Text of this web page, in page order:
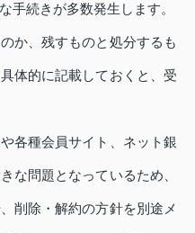
手続きが多数発生します。
か、残すものと処分するも
体的に記載しておくと、受
各種会員サイト、ネット銀
な問題となっているため、
削除・解約の方針を別途メ